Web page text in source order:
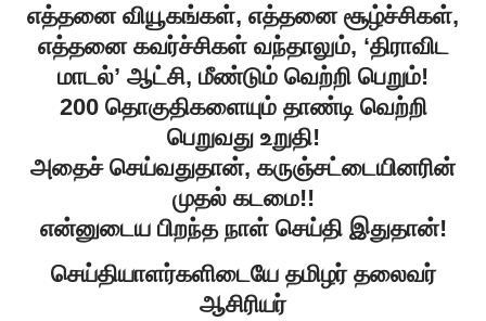
எத்தனை வியூகங்கள், எத்தனை சூழ்ச்சிகள்,
எத்தனை கவர்ச்சிகள் வந்தாலும், ‘திராவிட
மாடல்’ ஆட்சி, மீண்டும் வெற்றி பெறும்!
200 தொகுதிகளையும் தாண்டி வெற்றி
பெறுவது உறுதி!
அதைச் செய்வதுதான், கருஞ்சட்டையினரின்
முதல் கடமை!!
என்னுடைய பிறந்த நாள் செய்தி இதுதான்!
செய்தியாளர்களிடையே தமிழர் தலைவர்
ஆசிரியர்